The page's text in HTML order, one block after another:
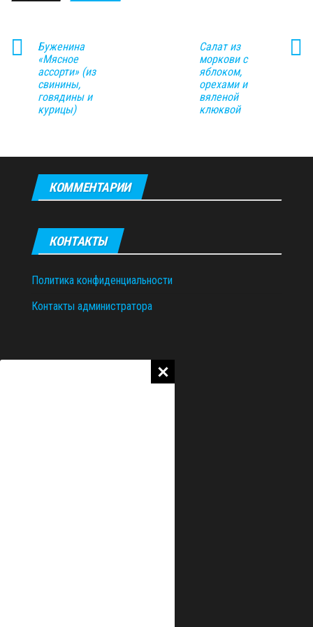
Буженина
«Мясное
ассорти» (из
свинины,
говядины и
курицы)
Салат из
моркови с
яблоком,
орехами и
вяленой
клюквой
КОММЕНТАРИИ
КОНТАКТЫ
Политика конфиденциальности
Контакты администратора